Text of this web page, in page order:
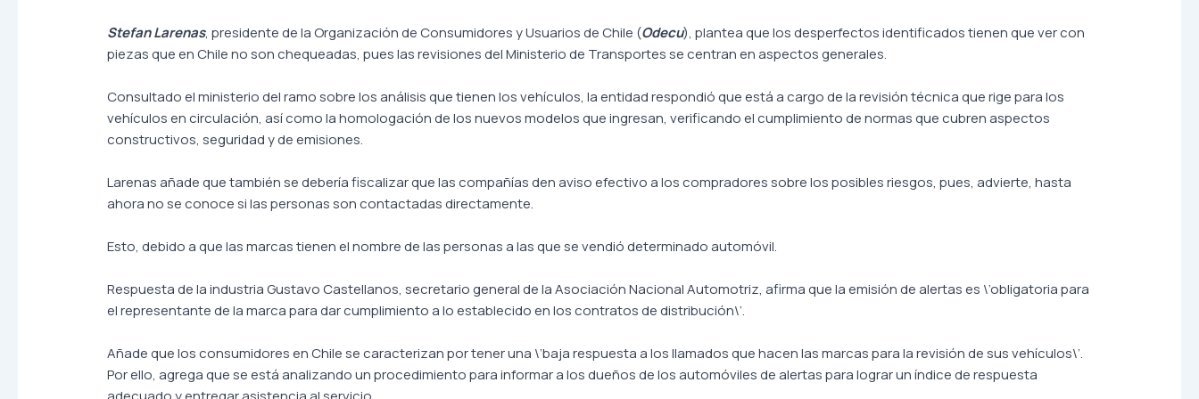
Stefan Larenas, presidente de la Organización de Consumidores y Usuarios de Chile (Odecu), plantea que los desperfectos identificados tienen que ver con
piezas que en Chile no son chequeadas, pues las revisiones del Ministerio de Transportes se centran en aspectos generales.
Consultado el ministerio del ramo sobre los análisis que tienen los vehículos, la entidad respondió que está a cargo de la revisión técnica que rige para los
vehículos en circulación, así como la homologación de los nuevos modelos que ingresan, verificando el cumplimiento de normas que cubren aspectos
constructivos, seguridad y de emisiones.
Larenas añade que también se debería fiscalizar que las compañías den aviso efectivo a los compradores sobre los posibles riesgos, pues, advierte, hasta
ahora no se conoce si las personas son contactadas directamente.
Esto, debido a que las marcas tienen el nombre de las personas a las que se vendió determinado automóvil.
Respuesta de la industria Gustavo Castellanos, secretario general de la Asociación Nacional Automotriz, afirma que la emisión de alertas es \’obligatoria para
el representante de la marca para dar cumplimiento a lo establecido en los contratos de distribución\’.
Añade que los consumidores en Chile se caracterizan por tener una \’baja respuesta a los llamados que hacen las marcas para la revisión de sus vehículos\’.
Por ello, agrega que se está analizando un procedimiento para informar a los dueños de los automóviles de alertas para lograr un índice de respuesta